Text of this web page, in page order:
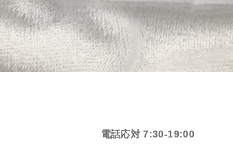
電話応対 7:30-19:00